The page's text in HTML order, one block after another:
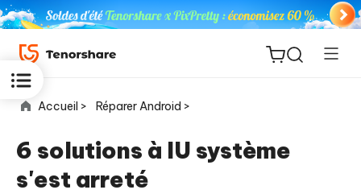
Accueil > Réparer Android >
6 solutions à IU système
s'est arreté